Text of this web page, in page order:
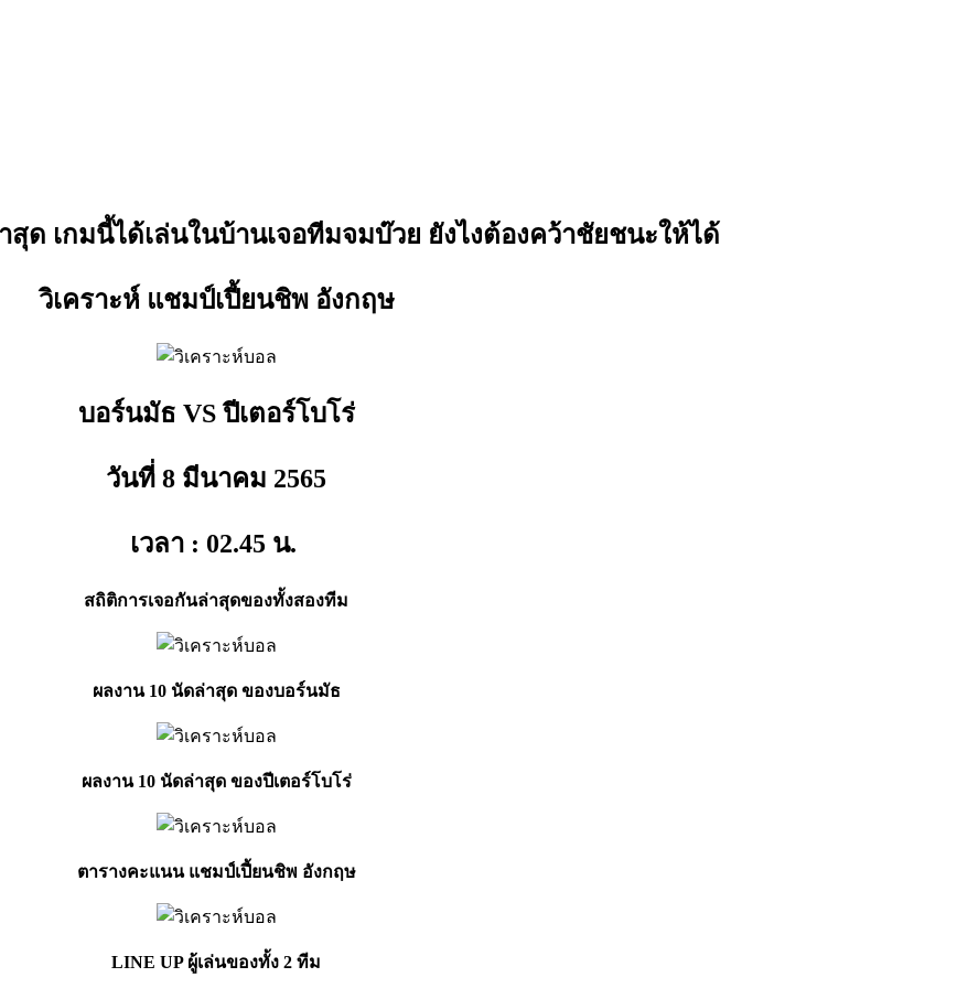
ด เกมนี้ได้เล่นในบ้านเจอทีมจมบ๊วย ยังไงต้องคว้าชัยชนะให้ได้
วิเคราะห์ แชมป์เปี้ยนชิพ อังกฤษ
บอร์นมัธ VS ปีเตอร์โบโร่
วันที่ 8 มีนาคม 2565
เวลา : 02.45 น.
สถิติการเจอกันล่าสุดของทั้งสองทีม
ผลงาน 10 นัดล่าสุด ของบอร์นมัธ
ผลงาน 10 นัดล่าสุด ของปีเตอร์โบโร่
ตารางคะแนน แชมป์เปี้ยนชิพ อังกฤษ
LINE UP ผู้เล่นของทั้ง 2 ทีม